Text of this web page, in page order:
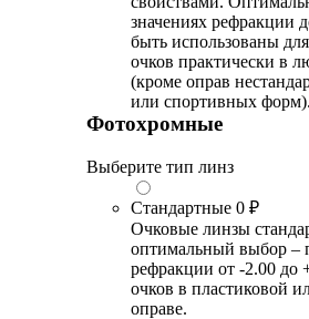
значениях рефракции
быть использованы
очков практически в
(кроме оправ
или спортивных форм).
Фотохромные
Выберите тип линз
Стандартные 0 ₽
Очковые линзы
оптимальный выбор –
рефракции от -2.00 до
очков в пластиковой
оправе.